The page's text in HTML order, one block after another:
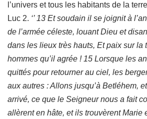
l’univers et tous les habitants de la
Luc 2. ‘’ 13 Et soudain il se joignit à
de l’armée céleste, louant Dieu et
dans les lieux très hauts, Et paix sur la
hommes qu’il agrée ! 15 Lorsque les
quittés pour retourner au ciel, les
aux autres : Allons jusqu’à Betléhem,
arrivé, ce que le Seigneur nous a fait
allèrent en hâte, et ils trouvèrent Marie